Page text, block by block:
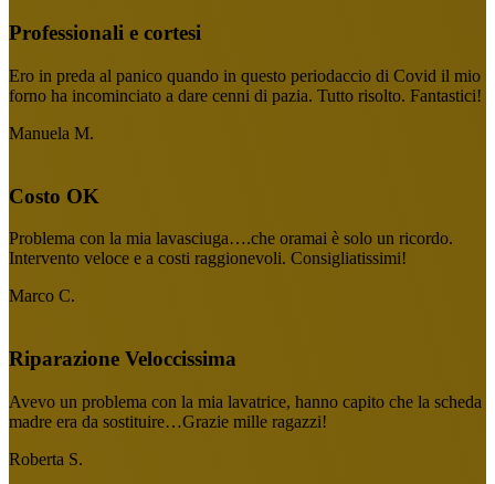
Professionali e cortesi
Ero in preda al panico quando in questo periodaccio di Covid il mio
forno ha incominciato a dare cenni di pazia. Tutto risolto. Fantastici!
Manuela M.
Costo OK
Problema con la mia lavasciuga….che oramai è solo un ricordo.
Intervento veloce e a costi raggionevoli. Consigliatissimi!
Marco C.
Riparazione Veloccissima
Avevo un problema con la mia lavatrice, hanno capito che la scheda
madre era da sostituire…Grazie mille ragazzi!
Roberta S.